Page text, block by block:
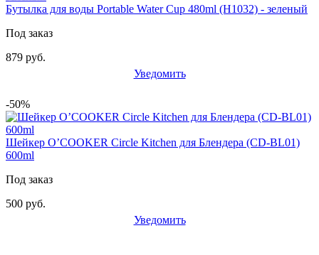
Бутылка для воды Portable Water Cup 480ml (H1032) - зеленый
Под заказ
879 руб.
Уведомить
-50%
Шейкер O’COOKER Circle Kitchen для Блендера (CD-BL01)
600ml
Под заказ
500 руб.
Уведомить